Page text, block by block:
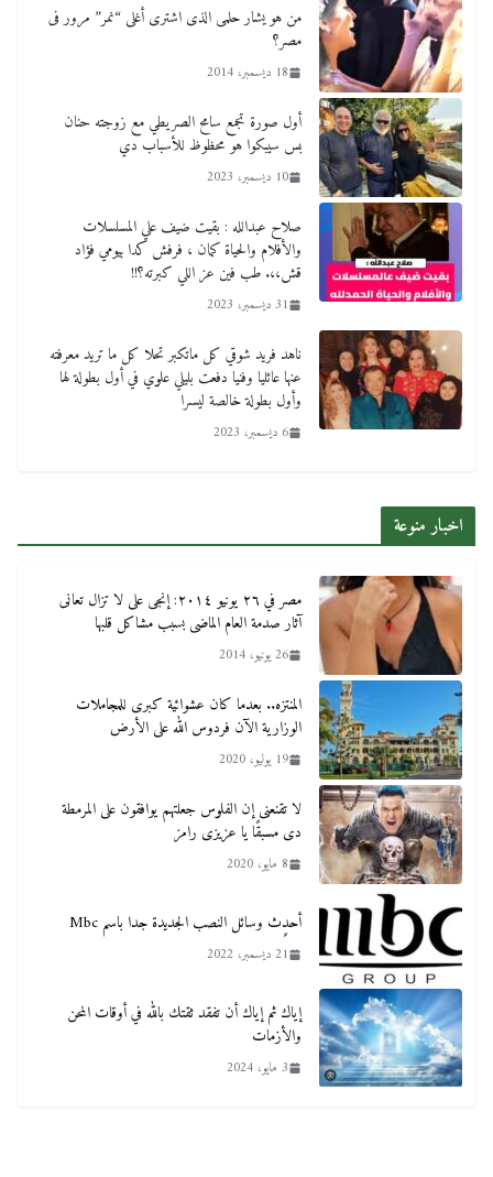
من هو يشار حلمى الذى اشترى أغلى “نمر” مرور فى
مصر؟
18 ديسمبر، 2014
أول صورة تجمع سامح الصريطي مع زوجته حنان
بس سيبكوا هو محظوظ للأسباب دي
10 ديسمبر، 2023
صلاح عبدالله : بقيت ضيف علي المسلسلات
والأفلام والحياة كمان ، فرفش كدا بيومي فؤاد
قش،،. طب فين عز اللي كبرته؟!!
31 ديسمبر، 2023
ناهد فريد شوقي كل ماتكبر تحلا كل ما تريد معرفته
عنها عائليا وفنيا دفعت بليلي علوي في أول بطولة لها
وأول بطولة خالصة ليسرا
6 ديسمبر، 2023
اخبار منوعة
مصر في ٢٦ يونيو ٢٠١٤: إنجى على لا تزال تعانى
آثار صدمة العام الماضى بسبب مشاكل قلبها
26 يونيو، 2014
المنتزه.. بعدما كان عشوائية كبرى للمجاملات
الوزارية الآن فردوس الله على الأرض
19 يوليو، 2020
لا تقنعنى إن الفلوس جعلتهم يوافقون على المرمطة
دى مسبقًا يا عزيزى رامز
8 مايو، 2020
أحدٍث وسائل النصب الجديدة جدا باسم Mbc
21 ديسمبر، 2022
إياك ثم إياك أن تفقد ثقتك بالله في أوقات المحن
والأزمات
3 مايو، 2024